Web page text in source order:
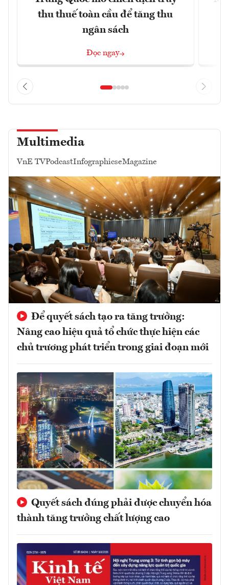
thu thuế toàn cầu để tăng thu
ngân sách
Đọc ngay
Multimedia
VnE TVPodcastInfographicseMagazine
Để quyết sách tạo ra tăng trưởng:
Nâng cao hiệu quả tổ chức thực hiện các
chủ trương phát triển trong giai đoạn mới
Quyết sách đúng phải được chuyển hóa
thành tăng trưởng chất lượng cao